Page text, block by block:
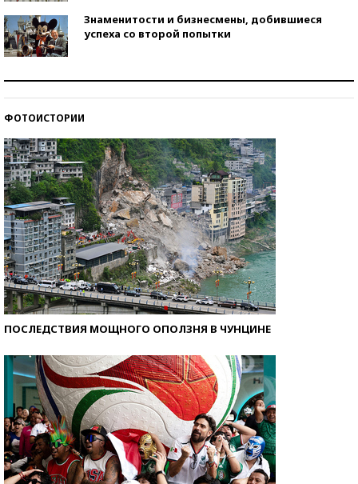
Знаменитости и бизнесмены, добившиеся
успеха со второй попытки
ФОТОИСТОРИИ
ПОСЛЕДСТВИЯ МОЩНОГО ОПОЛЗНЯ В ЧУНЦИНЕ